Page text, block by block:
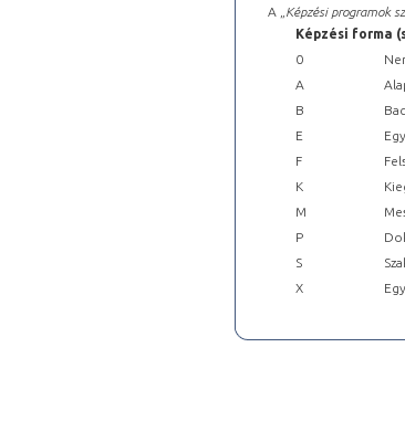
A „ Képzési programok
Képzési forma
0
A
B
E
F
K
M
P
S
X